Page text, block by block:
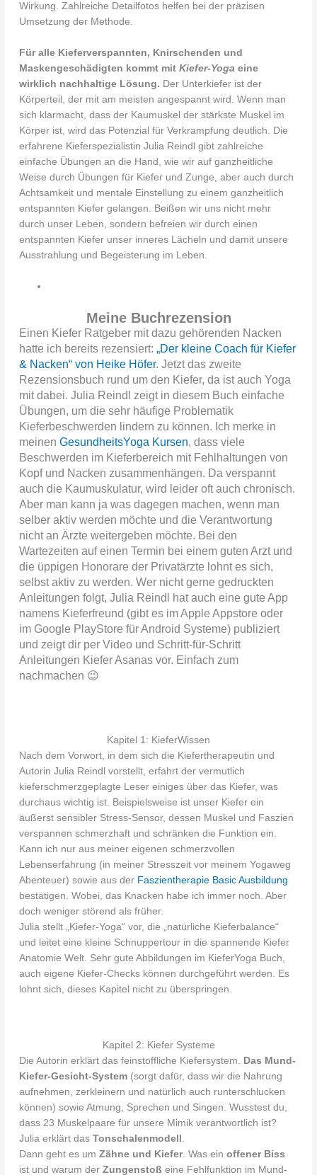
Wirkung. Zahlreiche Detailfotos helfen bei der präzisen
Umsetzung der Methode.
Für alle Kieferverspannten, Knirschenden und
Maskengeschädigten kommt mit Kiefer-Yoga eine
wirklich nachhaltige Lösung. Der Unterkiefer ist der
Körperteil, der mit am meisten angespannt wird. Wenn man
sich klarmacht, dass der Kaumuskel der stärkste Muskel im
Körper ist, wird das Potenzial für Verkrampfung deutlich. Die
erfahrene Kieferspezialistin Julia Reindl gibt zahlreiche
einfache Übungen an die Hand, wie wir auf ganzheitliche
Weise durch Übungen für Kiefer und Zunge, aber auch durch
Achtsamkeit und mentale Einstellung zu einem ganzheitlich
entspannten Kiefer gelangen. Beißen wir uns nicht mehr
durch unser Leben, sondern befreien wir durch einen
entspannten Kiefer unser inneres Lächeln und damit unsere
Ausstrahlung und Begeisterung im Leben.
Meine Buchrezension
Einen Kiefer Ratgeber mit dazu gehörenden Nacken
hatte ich bereits rezensiert: „Der kleine Coach für Kiefer
& Nacken“ von Heike Höfer. Jetzt das zweite
Rezensionsbuch rund um den Kiefer, da ist auch Yoga
mit dabei. Julia Reindl zeigt in diesem Buch einfache
Übungen, um die sehr häufige Problematik
Kieferbeschwerden lindern zu können. Ich merke in
meinenGesundheitsYoga Kursen, dass viele
Beschwerden im Kieferbereich mit Fehlhaltungen von
Kopf und Nacken zusammenhängen. Da verspannt
auch die Kaumuskulatur, wird leider oft auch chronisch.
Aber man kann ja was dagegen machen, wenn man
selber aktiv werden möchte und die Verantwortung
nicht an Ärzte weitergeben möchte. Bei den
Wartezeiten auf einen Termin bei einem guten Arzt und
die üppigen Honorare der Privatärzte lohnt es sich,
selbst aktiv zu werden. Wer nicht gerne gedruckten
Anleitungen folgt, Julia Reindl hat auch eine gute App
namens Kieferfreund (gibt es im Apple Appstore oder
im Google PlayStore für Android Systeme) publiziert
und zeigt dir per Video und Schritt-für-Schritt
Anleitungen Kiefer Asanas vor. Einfach zum
nachmachen 😉
Kapitel 1: KieferWissen
Nach dem Vorwort, in dem sich die Kiefertherapeutin und
Autorin Julia Reindl vorstellt, erfahrt der vermutlich
kieferschmerzgeplagte Leser einiges über das Kiefer, was
durchaus wichtig ist. Beispielsweise ist unser Kiefer ein
äußerst sensibler Stress-Sensor, dessen Muskel und Faszien
verspannen schmerzhaft und schränken die Funktion ein.
Kann ich nur aus meiner eigenen schmerzvollen
Lebenserfahrung (in meiner Stresszeit vor meinem Yogaweg
Abenteuer) sowie aus der Faszientherapie Basic Ausbildung
bestätigen. Wobei, das Knacken habe ich immer noch. Aber
doch weniger störend als früher.
Julia stellt „Kiefer-Yoga“ vor, die „natürliche Kieferbalance“
und leitet eine kleine Schnuppertour in die spannende Kiefer
Anatomie Welt. Sehr gute Abbildungen im KieferYoga Buch,
auch eigene Kiefer-Checks können durchgeführt werden. Es
lohnt sich, dieses Kapitel nicht zu überspringen.
Kapitel 2: Kiefer Systeme
Die Autorin erklärt das feinstoffliche Kiefersystem. Das Mund-
Kiefer-Gesicht-System (sorgt dafür, dass wir die Nahrung
aufnehmen, zerkleinern und natürlich auch runterschlucken
können) sowie Atmung, Sprechen und Singen. Wusstest du,
dass 23 Muskelpaare für unsere Mimik verantwortlich ist?
Julia erklärt dasTonschalenmodell .
Dann geht es umZähne und Kiefer. Was einoffener Biss
ist und warum derZungenstoß eine Fehlfunktion im Mund-